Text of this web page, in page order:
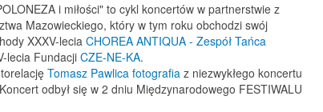
i miłości" to cykl koncertów w partnerstwie z
Mazowieckiego, który w tym roku obchodzi swój
XXXV-lecia CHOREA ANTIQUA - Zespół Tańca
lecia FundacjiCZE-NE-KA.
Tomasz Pawlica fotografia z niezwykłego koncertu
odbył się w 2 dniu Międzynarodowego FESTIWALU